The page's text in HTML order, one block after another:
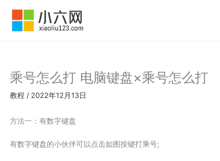
乘号怎么打 电脑键盘×乘号怎么打
教程 / 2022年12月13日
方法一：有数字键盘
有数字键盘的小伙伴可以点击如图按键打乘号;